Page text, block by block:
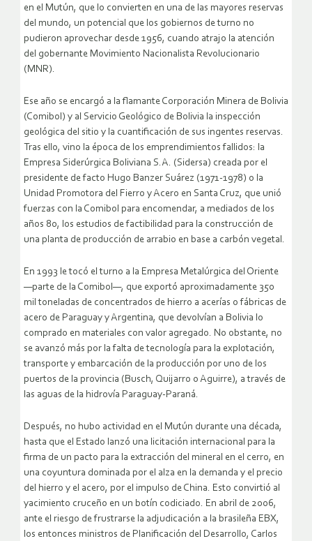
en el Mutún, que lo convierten en una de las mayores reservas
del mundo, un potencial que los gobiernos de turno no
pudieron aprovechar desde 1956, cuando atrajo la atención
del gobernante Movimiento Nacionalista Revolucionario
(MNR).
Ese año se encargó a la flamante Corporación Minera de Bolivia
(Comibol) y al Servicio Geológico de Bolivia la inspección
geológica del sitio y la cuantificación de sus ingentes reservas.
Tras ello, vino la época de los emprendimientos fallidos: la
Empresa Siderúrgica Boliviana S.A. (Sidersa) creada por el
presidente de facto Hugo Banzer Suárez (1971-1978) o la
Unidad Promotora del Fierro y Acero en Santa Cruz, que unió
fuerzas con la Comibol para encomendar, a mediados de los
años 80, los estudios de factibilidad para la construcción de
una planta de producción de arrabio en base a carbón vegetal.
En 1993 le tocó el turno a la Empresa Metalúrgica del Oriente
—parte de la Comibol—, que exportó aproximadamente 350
mil toneladas de concentrados de hierro a acerías o fábricas de
acero de Paraguay y Argentina, que devolvían a Bolivia lo
comprado en materiales con valor agregado. No obstante, no
se avanzó más por la falta de tecnología para la explotación,
transporte y embarcación de la producción por uno de los
puertos de la provincia (Busch, Quijarro o Aguirre), a través de
las aguas de la hidrovía Paraguay-Paraná.
Después, no hubo actividad en el Mutún durante una década,
hasta que el Estado lanzó una licitación internacional para la
firma de un pacto para la extracción del mineral en el cerro, en
una coyuntura dominada por el alza en la demanda y el precio
del hierro y el acero, por el impulso de China. Esto convirtió al
yacimiento cruceño en un botín codiciado. En abril de 2006,
ante el riesgo de frustrarse la adjudicación a la brasileña EBX,
los entonces ministros de Planificación del Desarrollo, Carlos